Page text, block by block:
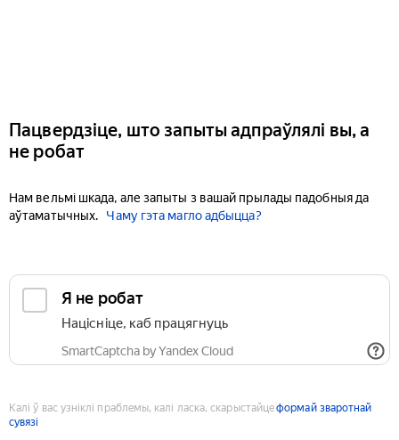
Пацвердзіце, што запыты адпраўлялі вы, а
не робат
Нам вельмі шкада, але запыты з вашай прылады падобныя да
аўтаматычных.
Чаму гэта магло адбыцца?
Я не робат
Націсніце, каб працягнуць
SmartCaptcha by Yandex Cloud
Калі ў вас узніклі праблемы, калі ласка, скарыстайцеформай зваротнай
сувязі